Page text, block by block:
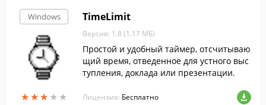
Windows
★★★ ★ ★
★★★ ★ ★
TimeLimit
Версия: 1.8 (1.17 МБ)
Простой и удобный таймер, отсчитываю
щий время, отведенное для устного выс
тупления, доклада или презентации.
Лицензия: Бесплатно